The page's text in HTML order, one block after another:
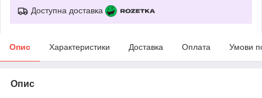
Доступна доставка
Опис Характеристики Доставка Оплата Умови
Опис